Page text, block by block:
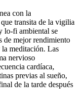
con la
transita de la vigilia
lo-fi ambiental se
de mejor rendimiento
la meditación. Las
nervioso
cardíaca,
previas al sueño,
de la tarde después